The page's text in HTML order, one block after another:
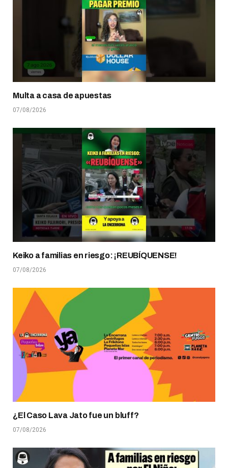
Multa a casa de apuestas
07/08/2026
Keiko a familias en riesgo: ¡REUBÍQUENSE!
07/08/2026
¿El Caso Lava Jato fue un bluff?
07/08/2026